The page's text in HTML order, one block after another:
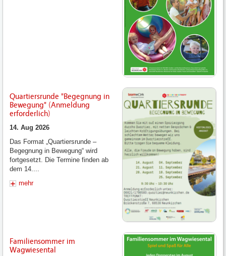
Quartiersrunde "Begegnung in
Bewegung" (Anmeldung
erforderlich)
14. Aug 2026
Das Format „Quartiersrunde –
Begegnung in Bewegung“ wird
fortgesetzt. Die Termine finden ab
dem 14....
mehr
Familiensommer im
Wagwiesental